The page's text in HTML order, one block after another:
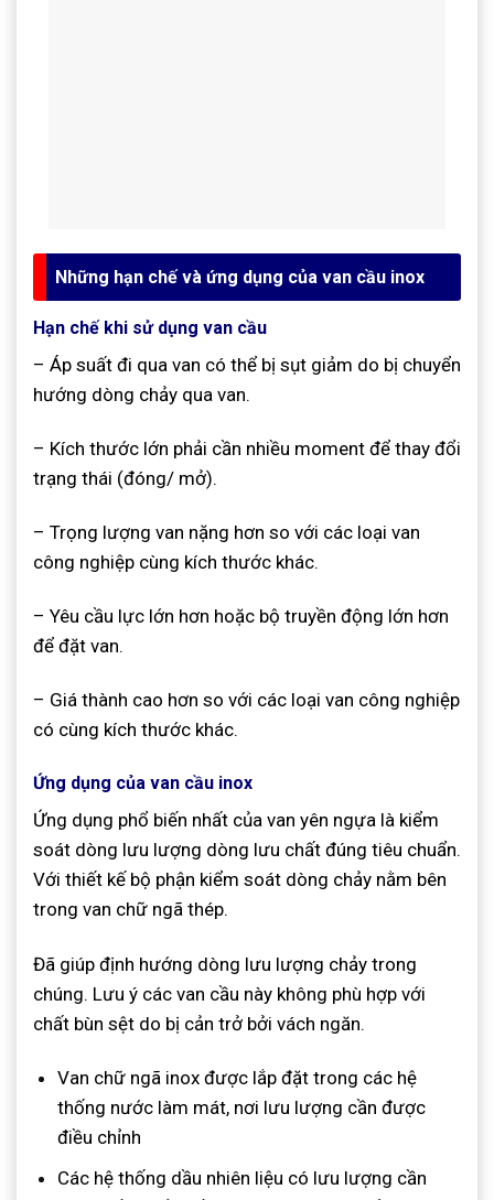
Những hạn chế và ứng dụng của van cầu inox
Hạn chế khi sử dụng van cầu
– Áp suất đi qua van có thể bị sụt giảm do bị chuyển
hướng dòng chảy qua van.
– Kích thước lớn phải cần nhiều moment để thay đổi
trạng thái (đóng/ mở).
– Trọng lượng van nặng hơn so với các loại van
công nghiệp cùng kích thước khác.
– Yêu cầu lực lớn hơn hoặc bộ truyền động lớn hơn
để đặt van.
– Giá thành cao hơn so với các loại van công nghiệp
có cùng kích thước khác.
Ứng dụng của van cầu inox
Ứng dụng phổ biến nhất của van yên ngựa là kiểm
soát dòng lưu lượng dòng lưu chất đúng tiêu chuẩn.
Với thiết kế bộ phận kiểm soát dòng chảy nằm bên
trong van chữ ngã thép.
Đã giúp định hướng dòng lưu lượng chảy trong
chúng. Lưu ý các van cầu này không phù hợp với
chất bùn sệt do bị cản trở bởi vách ngăn.
Van chữ ngã inox được lắp đặt trong các hệ
thống nước làm mát, nơi lưu lượng cần được
điều chỉnh
Các hệ thống dầu nhiên liệu có lưu lượng cần